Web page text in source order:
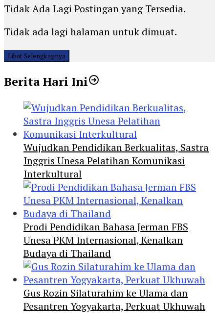
Tidak Ada Lagi Postingan yang Tersedia.
Tidak ada lagi halaman untuk dimuat.
Lihat Selengkapnya
Berita Hari Ini
Wujudkan Pendidikan Berkualitas, Sastra
Inggris Unesa Pelatihan Komunikasi
Interkultural
Prodi Pendidikan Bahasa Jerman FBS
Unesa PKM Internasional, Kenalkan
Budaya di Thailand
Gus Rozin Silaturahim ke Ulama dan
Pesantren Yogyakarta, Perkuat Ukhuwah